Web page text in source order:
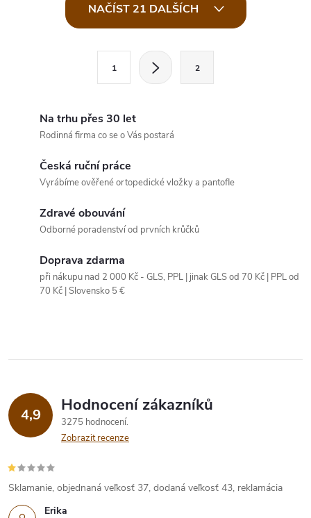
v
ý
p
s
u
NAČÍST 21 DALŠÍCH
1 2
Na trhu přes 30 let
Rodinná firma co se o Vás postará
Česká ruční práce
Vyrábíme ověřené ortopedické vložky a pantofle
Zdravé obouvání
Odborné poradenství od prvních krůčků
Doprava zdarma
při nákupu nad 2 000 Kč - GLS, PPL | jinak GLS od 70 Kč | PPL od
70 Kč | Slovensko 5 €
4,9 Hodnocení zákazníků
3275 hodnocení
Zobrazit recenze
Erika
Sklamanie, objednaná veľkosť 37, dodaná veľkosť 43, reklamácia